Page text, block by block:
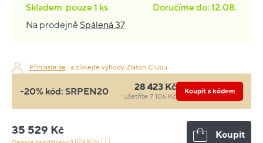
Skladem pouze1 ks
Doručíme do: 12.08.
Na prodejně Spálená 37
Přihlaste se a získejte výhody Zlaton Clubu
-20% kód: SRPEN20 28 423 Kč
ušetříte 7 106 Kč
Koupit s kódem
35 529 Kč Koupit